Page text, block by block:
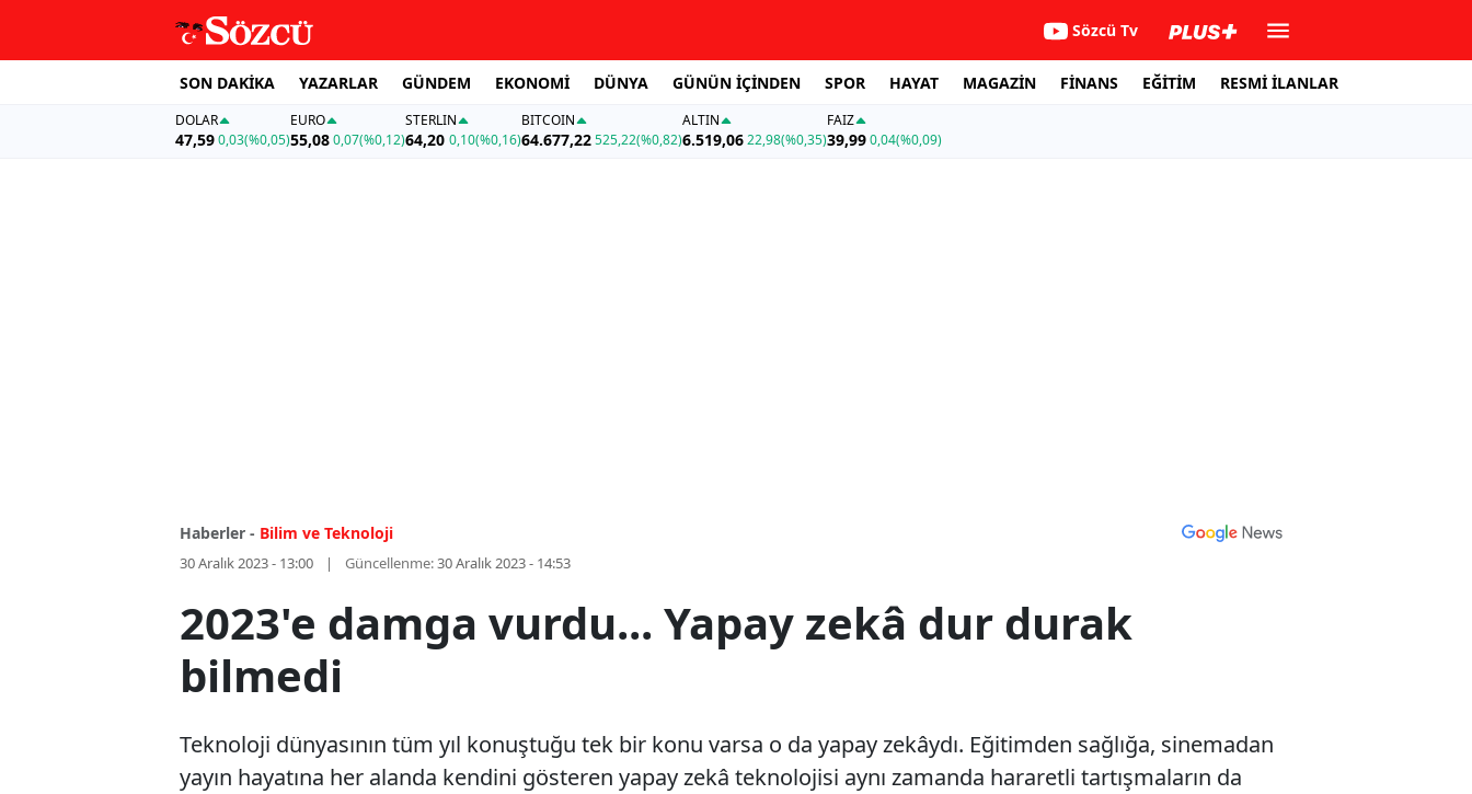
Sözcü Tv
SON DAKİKA YAZARLAR GÜNDEM EKONOMİ DÜNYA GÜNÜN İÇİNDEN SPOR HAYAT MAGAZİN FİNANS EĞİTİM RESMİ İLANLAR
DOLAR
47,590,03(%0,05)
EURO
55,08 0,07(%0,12)
STERLIN
64,20 0,10(%0,16)
BITCOIN
64.677,22525,22(%0,82)
ALTIN
6.519,0622,98(%0,35)
FAİZ
39,990,04(%0,09)
Haberler - Bilim ve Teknoloji
30 Aralık 2023 - 13:00 Güncellenme:30 Aralık 2023 - 14:53
2023'e damga vurdu... Yapay zekâ dur durak
bilmedi
Teknoloji dünyasının tüm yıl konuştuğu tek bir konu varsa o da yapay zekâydı. Eğitimden sağlığa, sinemadan
yayın hayatına her alanda kendini gösteren yapay zekâ teknolojisi aynı zamanda hararetli tartışmaların da